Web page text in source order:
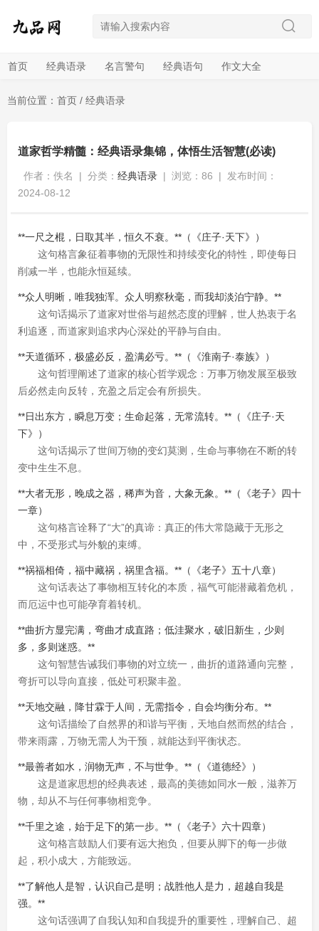
首页 经典语录 名言警句 经典语句 作文大全
当前位置： 首页 / 经典语录
道家哲学精髓：经典语录集锦，体悟生活智慧(必读)
作者：佚名 | 分类： 经典语录 | 浏览：86 |
发布时间：
2024-08-12
**一尺之棍，日取其半，恒久不衰。**（《庄子·天下》）
这句格言象征着事物的无限性和持续变化的特性，即使每日
削减一半，也能永恒延续。
**众人明晰，唯我独浑。众人明察秋毫，而我却淡泊宁静。**
这句话揭示了道家对世俗与超然态度的理解，世人热衷于名
利追逐，而道家则追求内心深处的平静与自由。
**天道循环，极盛必反，盈满必亏。**（《淮南子·泰族》）
这句哲理阐述了道家的核心哲学观念：万事万物发展至极致
后必然走向反转，充盈之后定会有所损失。
**日出东方，瞬息万变；生命起落，无常流转。**（《庄子·天
下》）
这句话揭示了世间万物的变幻莫测，生命与事物在不断的转
变中生生不息。
**大者无形，晚成之器，稀声为音，大象无象。**（《老子》四十
一章）
这句格言诠释了“大”的真谛：真正的伟大常隐藏于无形之
中，不受形式与外貌的束缚。
**祸福相倚，福中藏祸，祸里含福。**（《老子》五十八章）
这句话表达了事物相互转化的本质，福气可能潜藏着危机，
而厄运中也可能孕育着转机。
**曲折方显完满，弯曲才成直路；低洼聚水，破旧新生，少则
多，多则迷惑。**
这句智慧告诫我们事物的对立统一，曲折的道路通向完整，
弯折可以导向直接，低处可积聚丰盈。
**天地交融，降甘霖于人间，无需指令，自会均衡分布。**
这句话描绘了自然界的和谐与平衡，天地自然而然的结合，
带来雨露，万物无需人为干预，就能达到平衡状态。
**最善者如水，润物无声，不与世争。**（《道德经》）
这是道家思想的经典表述，最高的美德如同水一般，滋养万
物，却从不与任何事物相竞争。
**千里之途，始于足下的第一步。**（《老子》六十四章）
这句格言鼓励人们要有远大抱负，但要从脚下的每一步做
起，积小成大，方能致远。
**了解他人是智，认识自己是明；战胜他人是力，超越自我是
强。**
这句话强调了自我认知和自我提升的重要性，理解自己、超